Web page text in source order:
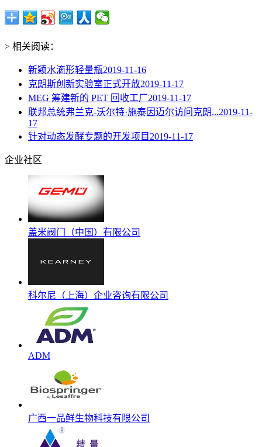
> 相关阅读：
新颖水滴形轻量瓶2019-11-16
克朗斯创新实验室正式开放2019-11-17
MEG 筹建新的 PET 回收工厂2019-11-17
联邦总统弗兰克-沃尔特·施泰因迈尔访问克朗...2019-11-
17
针对动态发酵专题的开发项目 2019-11-17
企业社区
盖米阀门（中国）有限公司
科尔尼（上海）企业咨询有限公司
ADM
广西一品鲜生物科技有限公司